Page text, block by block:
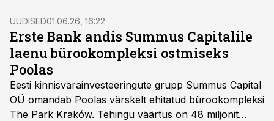
võimaldab Tallinnal suunata vahendeid erinevatesse
projektidesse vastavalt nende ettevalmistus- ja
elluviimisfaasile.
UUDISED01.06.26, 16:22
Erste Bank andis Summus Capitalile
laenu bürookompleksi ostmiseks
Poolas
Eesti kinnisvarainvesteeringute grupp Summus Capital
OÜ omandab Poolas värskelt ehitatud bürookompleksi
The Park Kraków. Tehingu väärtus on 48 miljonit